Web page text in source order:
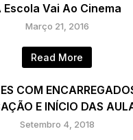
Escola Vai Ao Cinema
Março 21, 2016
Read More
COM
E INÍCIO DAS
Setembro 4, 2018